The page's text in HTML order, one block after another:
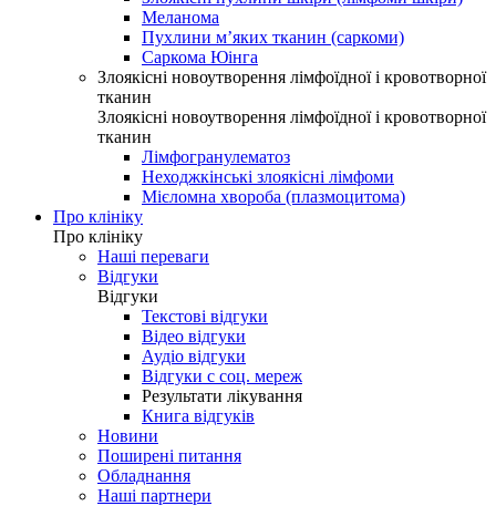
Меланома
Пухлини м’яких тканин (саркоми)
Саркома Юінга
Злоякісні новоутворення лімфоїдної і кровотворної
тканин
Злоякісні новоутворення лімфоїдної і кровотворної
тканин
Лімфогранулематоз
Неходжкінські злоякісні лімфоми
Мієломна хвороба (плазмоцитома)
Про клініку
Про клініку
Наші переваги
Відгуки
Відгуки
Текстові відгуки
Відео відгуки
Аудіо відгуки
Відгуки с соц. мереж
Результати лікування
Книга відгуків
Новини
Поширені питання
Обладнання
Наші партнери